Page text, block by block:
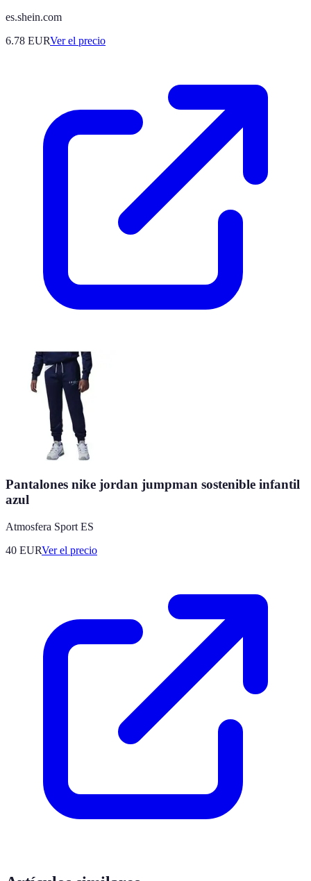
es.shein.com
6.78 EURVer el precio
Pantalones nike jordan jumpman sostenible infantil
azul
Atmosfera Sport ES
40 EURVer el precio